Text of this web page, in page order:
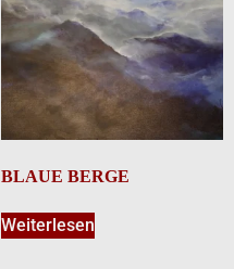
BLAUE BERGE
Weiterlesen